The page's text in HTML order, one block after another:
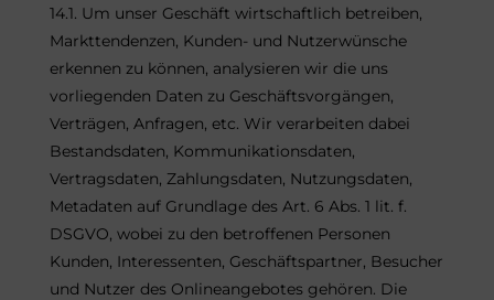
14.1. Um unser Geschäft wirtschaftlich betreiben,
Markttendenzen, Kunden- und Nutzerwünsche
erkennen zu können, analysieren wir die uns
vorliegenden Daten zu Geschäftsvorgängen,
Verträgen, Anfragen, etc. Wir verarbeiten dabei
Bestandsdaten, Kommunikationsdaten,
Vertragsdaten, Zahlungsdaten, Nutzungsdaten,
Metadaten auf Grundlage des Art. 6 Abs. 1 lit. f.
DSGVO, wobei zu den betroffenen Personen
Kunden, Interessenten, Geschäftspartner, Besucher
und Nutzer des Onlineangebotes gehören. Die